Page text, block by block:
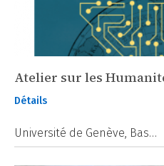
Atelier sur les
Détails
Université de Genève, Bas…